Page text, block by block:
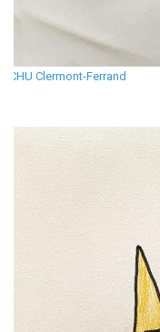
CHU Clermont-Ferrand